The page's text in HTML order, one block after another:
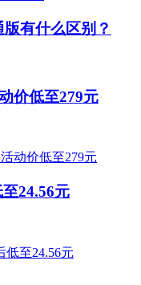
有什么区别？
价低至279元
24.56元